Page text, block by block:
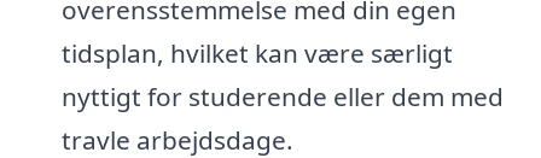
overensstemmelse med din egen
tidsplan, hvilket kan være særligt
nyttigt for studerende eller dem med
travle arbejdsdage.